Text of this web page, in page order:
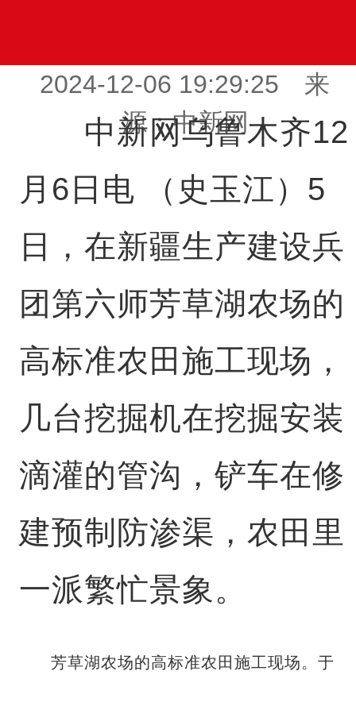
2024-12-06 19:29:25 来
源：中新网
中新网乌鲁木齐12
月6日电 （史玉江）5
日，在新疆生产建设兵
团第六师芳草湖农场的
高标准农田施工现场，
几台挖掘机在挖掘安装
滴灌的管沟，铲车在修
建预制防渗渠，农田里
一派繁忙景象。
芳草湖农场的高标准农田施工现场。于